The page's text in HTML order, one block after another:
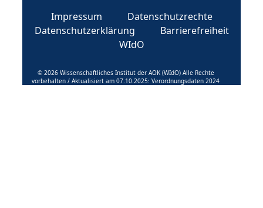
Impressum
Datenschutzrechte
Datenschutzerklärung
Barrierefreiheit
WIdO
© 2026 Wissenschaftliches Institut der AOK (WIdO) Alle Rechte
vorbehalten / Aktualisiert am 07.10.2025: Verordnungsdaten 2024